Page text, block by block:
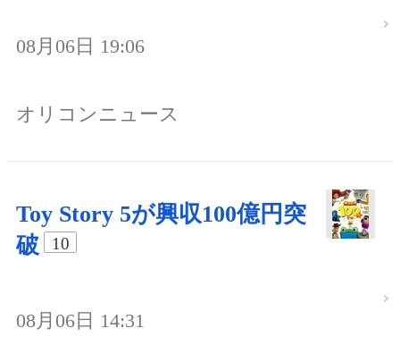
08月06日 19:06
オリコンニュース
Toy Story 5が興収100億円突
破
10
08月06日 14:31